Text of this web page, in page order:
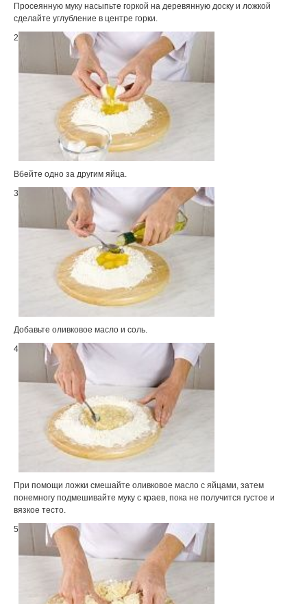
Просеянную муку насыпьте горкой на деревянную доску и ложкой
сделайте углубление в центре горки.
2
Вбейте одно за другим яйца.
3
Добавьте оливковое масло и соль.
4
При помощи ложки смешайте оливковое масло с яйцами, затем
понемногу подмешивайте муку с краев, пока не получится густое и
вязкое тесто.
5